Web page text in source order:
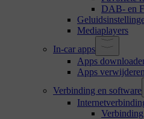
DAB- en
Mediaplayers
In-car apps
Apps
Apps verwijderen
Verbinding en software